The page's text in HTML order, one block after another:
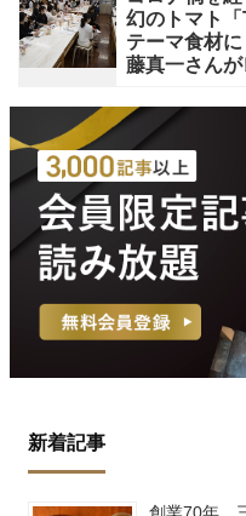
幻のトマト
テーマ食材
藤真一さん
新着記事
創業70年、